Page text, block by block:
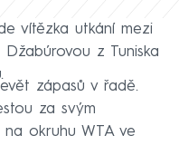
vítězka utkání mezi
z Tuniska
zápasů v řadě.
za svým
na okruhu WTA ve